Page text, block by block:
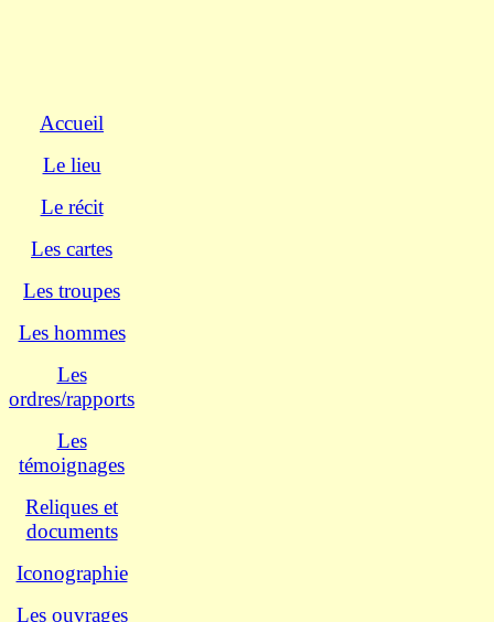
Accueil
Le lieu
Le récit
Les cartes
Les troupes
Les hommes
Les
ordres/rapports
Les
témoignages
Reliques et
documents
Iconographie
Les ouvrages